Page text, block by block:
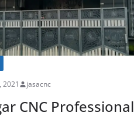
2021 jasacnc
CNC Professional